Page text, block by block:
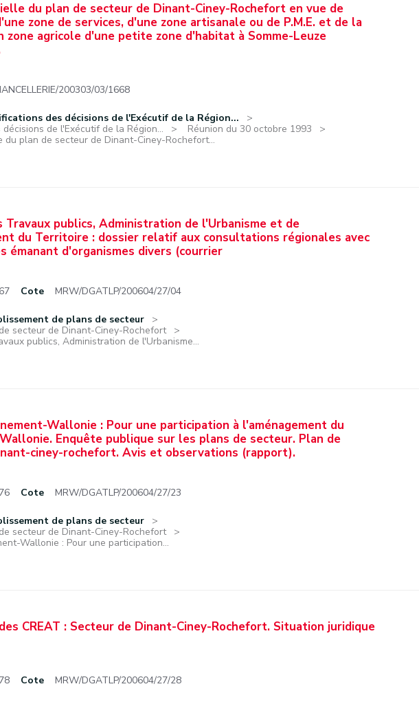
du plan de secteur de Dinant-Ciney-Rochefort en vue de
zone de services, d'une zone artisanale ou de P.M.E. et de la
zone agricole d'une petite zone d'habitat à Somme-Leuze
200303/03/1668
des décisions de l'Exécutif de la Région...
de l'Exécutif de la Région...
Réunion du 30 octobre 1993
du plan de secteur de Dinant-Ciney-Rochefort...
Travaux publics, Administration de l'Urbanisme et de
du Territoire : dossier relatif aux consultations régionales avec
émanant d'organismes divers (courrier
Cote MRW/DGATLP/200604/27/04
de plans de secteur
secteur de Dinant-Ciney-Rochefort
publics, Administration de l'Urbanisme...
Wallonie : Pour une participation à l'aménagement du
Enquête publique sur les plans de secteur. Plan de
ciney-rochefort. Avis et observations (rapport).
Cote MRW/DGATLP/200604/27/23
de plans de secteur
secteur de Dinant-Ciney-Rochefort
Wallonie : Pour une participation...
CREAT : Secteur de Dinant-Ciney-Rochefort. Situation juridique
Cote MRW/DGATLP/200604/27/28